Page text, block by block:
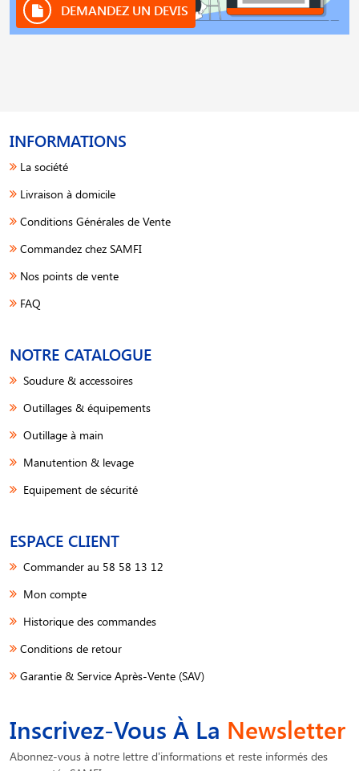
DEMANDEZ UN DEVIS
INFORMATIONS
La société
Livraison à domicile
Conditions Générales de Vente
Commandez chez SAMFI
Nos points de vente
FAQ
NOTRE CATALOGUE
Soudure & accessoires
Outillages & équipements
Outillage à main
Manutention & levage
Equipement de sécurité
ESPACE CLIENT
Commander au 58 58 13 12
Mon compte
Historique des commandes
Conditions de retour
Garantie & Service Après-Vente (SAV)
Inscrivez-Vous À La Newsletter
Abonnez-vous à notre lettre d'informations et reste informés des